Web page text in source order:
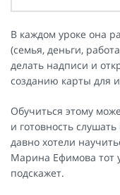
В каждом уроке она
(семья, деньги,
делать надписи и
созданию карты для
Обучиться этому
и готовность
давно хотели
Марина Ефимова тот
подскажет.